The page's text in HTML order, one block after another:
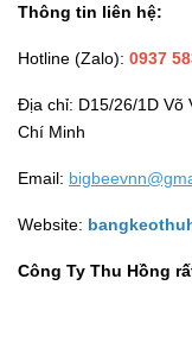
Thông tin liên hệ:
Hotline (Zalo): 0937
Địa chỉ: D15/26/1D Võ
Chí Minh
Email:
Website:
Công Ty Thu Hồng